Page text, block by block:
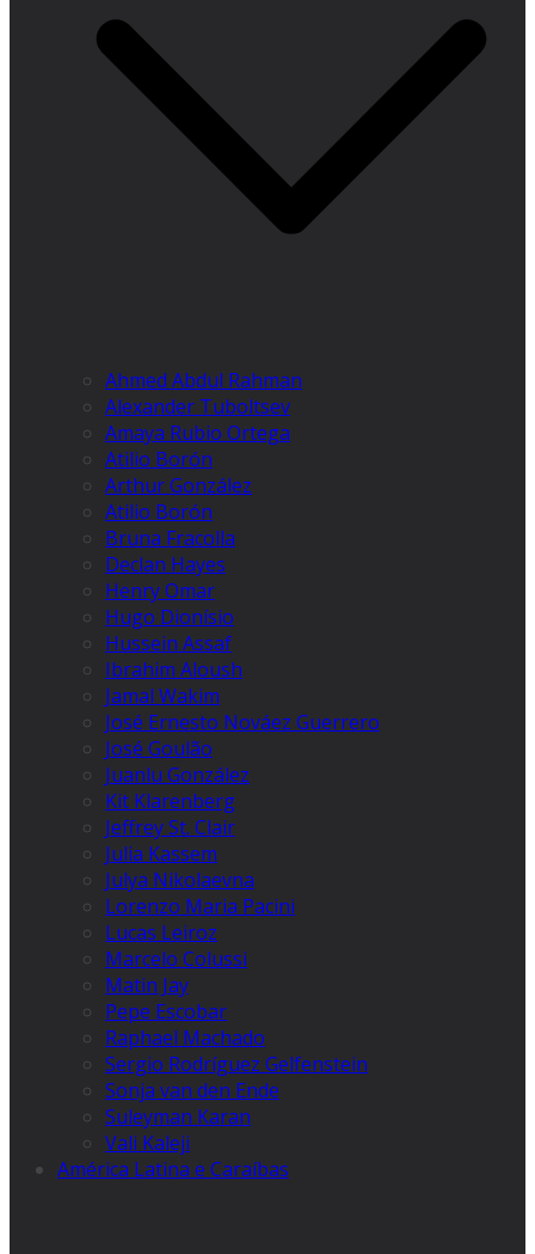
Ahmed Abdul Rahman
Alexander Tuboltsev
Amaya Rubio Ortega
Atilio Borón
Arthur González
Atilio Borón
Bruna Fracolla
Declan Hayes
Henry Omar
Hugo Dionísio
Hussein Assaf
Ibrahim Aloush
Jamal Wakim
José Ernesto Nováez Guerrero
José Goulão
Juanlu González
Kit Klarenberg
Jeffrey St. Clair
Julia Kassem
Julya Nikolaevna
Lorenzo Maria Pacini
Lucas Leiroz
Marcelo Colussi
Matin Jay
Pepe Escobar
Raphael Machado
Sergio Rodríguez Gelfenstein
Sonja van den Ende
Suleyman Karan
Vali Kaleji
América Latina e Caraíbas